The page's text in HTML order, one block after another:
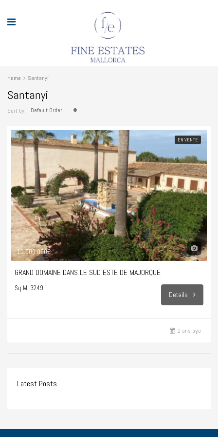
Home Santanyí
Santanyí
Sort by: Default Order
EN VENTE
11.000.000€
GRAND DOMAINE DANS LE SUD ESTE DE MAJORQUE
Sq M: 3249
Details
2 ans ago
Latest Posts